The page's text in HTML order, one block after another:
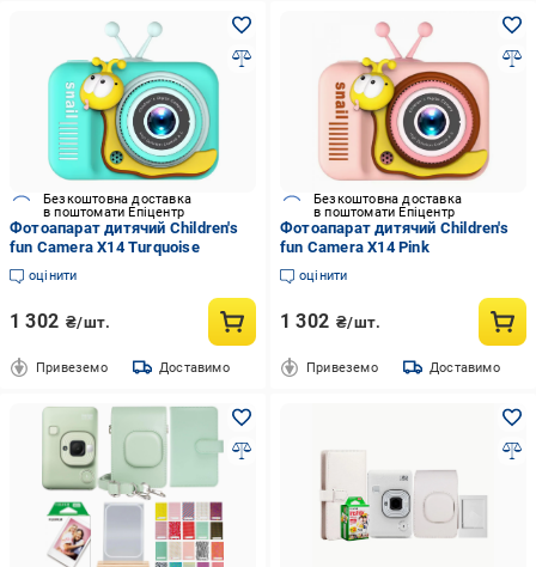
Безкоштовна доставка
в поштомати Епіцентр
Фотоапарат дитячий Children's
fun Camera X14 Turquoise
оцінити
1 302 ₴/шт.
Привеземо Доставимо
Безкоштовна доставка
в поштомати Епіцентр
Фотоапарат дитячий Children's
fun Camera X14 Pink
оцінити
1 302 ₴/шт.
Привеземо Доставимо